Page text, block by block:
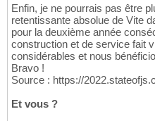
Enfin, je ne pourrais pas être
retentissante absolue de Vite
pour la deuxième année
construction et de service fait
considérables et nous
Bravo !
Source : https://
Et vous ?